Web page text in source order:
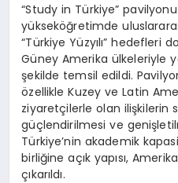
“Study in Türkiye” pavilyonu
yükseköğretimde
“Türkiye Yüzyılı” hedefleri
Güney Amerika ülkeleriyle
şekilde temsil edildi.
özellikle Kuzey ve Latin
ziyaretçilerle olan ilişkilerin
güçlendirilmesi ve
Türkiye’nin akademik
birliğine açık yapısı,
çıkarıldı.